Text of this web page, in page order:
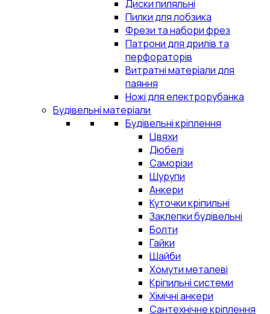
Диски пиляльні
Пилки для лобзика
Фрези та набори фрез
Патрони для дрилів та
перфораторів
Витратні матеріали для
паяння
Ножі для електрорубанка
Будівельні матеріали
Будівельні кріплення
Цвяхи
Дюбелі
Саморізи
Шурупи
Анкери
Куточки кріпильні
Заклепки будівельні
Болти
Гайки
Шайби
Хомути металеві
Кріпильні системи
Хімічні анкери
Сантехнічне кріплення